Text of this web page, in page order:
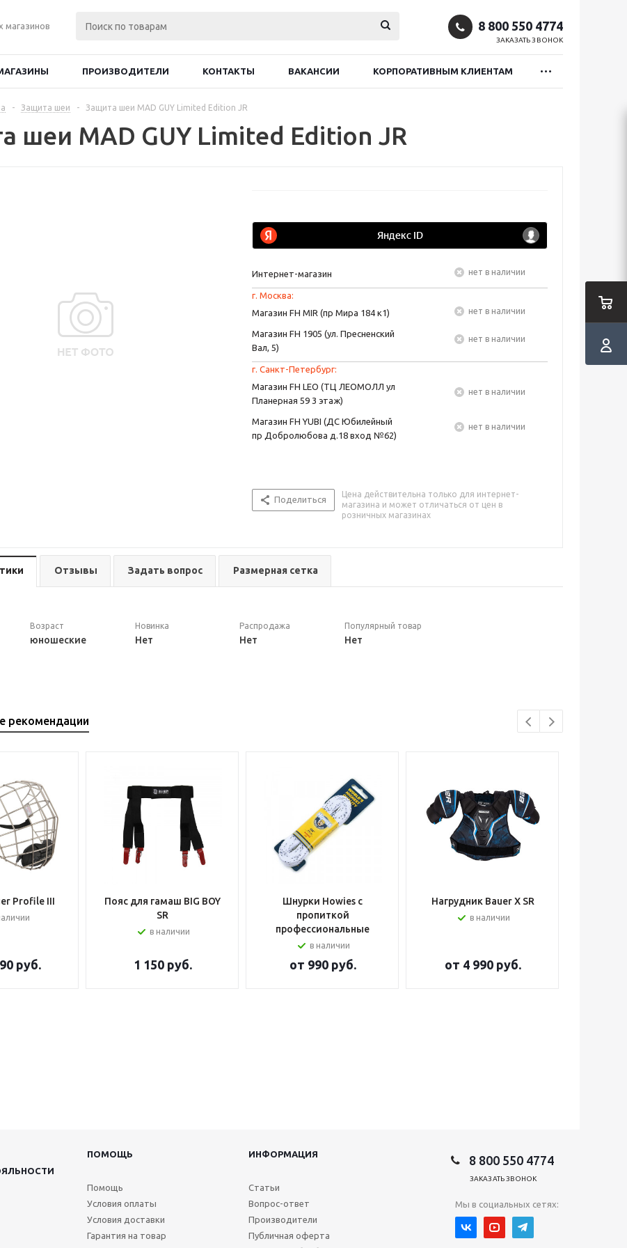
магазинов 8 800 550 4774
ЗАКАЗАТЬ ЗВОНОК
ПРОИЗВОДИТЕЛИ КОНТАКТЫ ВАКАНСИИ КОРПОРАТИВНЫМ КЛИЕНТАМ
- Защита шеи - Защита шеи MAD GUY Limited Edition JR
шеи MAD GUY Limited Edition JR
Интернет-магазин Нет в наличии
г. Москва:
Магазин FH MIR (пр Мира 184 к1)
Нет в наличии
Магазин FH 1905 (ул. Пресненский
Вал, 5)
Нет в наличии
г. Санкт-Петербург:
Магазин FH LEO (ТЦ ЛЕОМОЛЛ ул
Планерная 59 3 этаж)
Нет в наличии
Магазин FH YUBI (ДС Юбилейный
пр Добролюбова д.18 вход №62)
Нет в наличии
Поделиться
Цена действительна только для интернет-
магазина и может отличаться от цен в
розничных магазинах
Отзывы Задать вопрос Размерная сетка
Возраст
юношеские
Новинка
Нет
Распродажа
Нет
Популярный товар
Нет
рекомендации
Profile III
руб.
Пояс для гамаш BIG BOY
SR
в наличии
1 150руб.
Шнурки Howies с
пропиткой
профессиональные
в наличии
от 990 руб.
Нагрудник Bauer X SR
в наличии
от 4 990 руб.
ПОМОЩЬ
ИНФОРМАЦИЯ
Помощь
Условия оплаты
Условия доставки
Гарантия на товар
Статьи
Вопрос-ответ
Производители
Публичная оферта
8 800 550 4774
ЗАКАЗАТЬ ЗВОНОК
Мы в социальных сетях: